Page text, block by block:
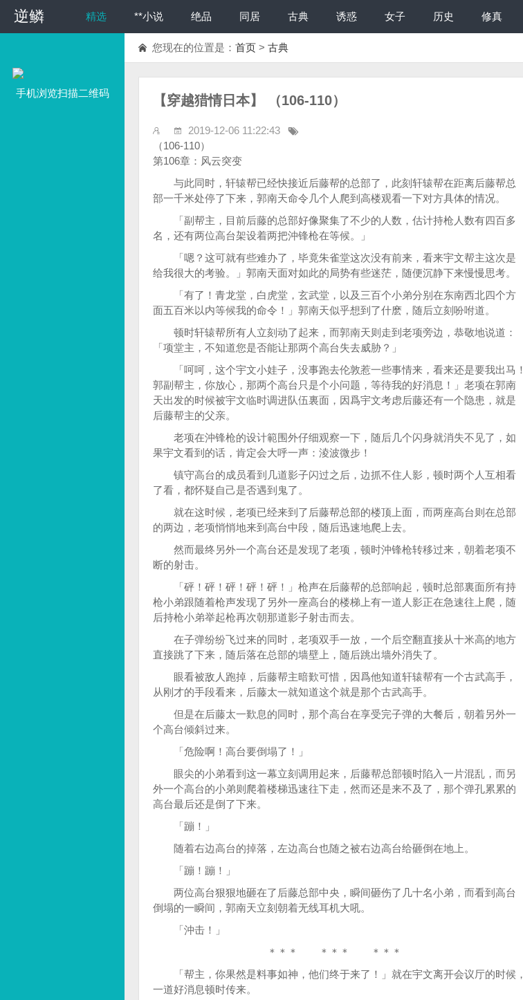
逆鳞 精选 **小说 绝品 同居 古典 诱惑 女子 历史 修真
手机浏览扫描二维码
您现在的位置是： 首页 > 古典
【穿越猎情日本】 （106-110）
2019-12-06 11:22:43
（106-110）
第106章：风云突变
与此同时，轩辕帮已经快接近后藤帮的总部了，此刻轩辕帮在距离后藤帮总
部一千米处停了下来，郭南天命令几个人爬到高楼观看一下对方具体的情况。
「副帮主，目前后藤的总部好像聚集了不少的人数，估计持枪人数有四百多
名，还有两位高台架设着两把沖锋枪在等候。」
「嗯？这可就有些难办了，毕竟朱雀堂这次没有前来，看来宇文帮主这次是
给我很大的考验。」郭南天面对如此的局势有些迷茫，随便沉静下来慢慢思考。
「有了！青龙堂，白虎堂，玄武堂，以及三百个小弟分别在东南西北四个方
面五百米以内等候我的命令！」郭南天似乎想到了什麽，随后立刻吩咐道。
顿时轩辕帮所有人立刻动了起来，而郭南天则走到老项旁边，恭敬地说道：
「项堂主，不知道您是否能让那两个高台失去威胁？」
「呵呵，这个宇文小娃子，没事跑去伦敦惹一些事情来，看来还是要我出马！
郭副帮主，你放心，那两个高台只是个小问题，等待我的好消息！」老项在郭南
天出发的时候被宇文临时调进队伍裏面，因爲宇文考虑后藤还有一个隐患，就是
后藤帮主的父亲。
老项在沖锋枪的设计範围外仔细观察一下，随后几个闪身就消失不见了，如
果宇文看到的话，肯定会大呼一声：淩波微步！
镇守高台的成员看到几道影子闪过之后，边抓不住人影，顿时两个人互相看
了看，都怀疑自己是否遇到鬼了。
就在这时候，老项已经来到了后藤帮总部的楼顶上面，而两座高台则在总部
的两边，老项悄悄地来到高台中段，随后迅速地爬上去。
然而最终另外一个高台还是发现了老项，顿时沖锋枪转移过来，朝着老项不
断的射击。
「砰！砰！砰！砰！砰！」枪声在后藤帮的总部响起，顿时总部裏面所有持
枪小弟跟随着枪声发现了另外一座高台的楼梯上有一道人影正在急速往上爬，随
后持枪小弟举起枪再次朝那道影子射击而去。
在子弹纷纷飞过来的同时，老项双手一放，一个后空翻直接从十米高的地方
直接跳了下来，随后落在总部的墙壁上，随后跳出墙外消失了。
眼看被敌人跑掉，后藤帮主暗歎可惜，因爲他知道轩辕帮有一个古武高手，
从刚才的手段看来，后藤太一就知道这个就是那个古武高手。
但是在后藤太一歎息的同时，那个高台在享受完子弹的大餐后，朝着另外一
个高台倾斜过来。
「危险啊！高台要倒塌了！」
眼尖的小弟看到这一幕立刻调用起来，后藤帮总部顿时陷入一片混乱，而另
外一个高台的小弟则爬着楼梯迅速往下走，然而还是来不及了，那个弹孔累累的
高台最后还是倒了下来。
「蹦！」
随着右边高台的掉落，左边高台也随之被右边高台给砸倒在地上。
「蹦！蹦！」
两位高台狠狠地砸在了后藤总部中央，瞬间砸伤了几十名小弟，而看到高台
倒塌的一瞬间，郭南天立刻朝着无线耳机大吼。
「沖击！」
＊＊＊ ＊＊＊ ＊＊＊
「帮主，你果然是料事如神，他们终于来了！」就在宇文离开会议厅的时候，
一道好消息顿时传来。